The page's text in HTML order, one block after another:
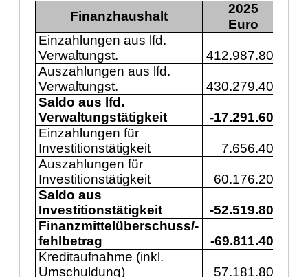
Finanzhaushalt
2025
Euro
Einzahlungen aus lfd.
Verwaltungst.
412.987.800
Auszahlungen aus lfd.
Verwaltungst.
430.279.400
Saldo aus lfd.
Verwaltungstätigkeit
-17.291.600
Einzahlungen für
Investitionstätigkeit
7.656.400
Auszahlungen für
Investitionstätigkeit
60.176.200
Saldo aus
Investitionstätigkeit
-52.519.800
Finanzmittelüberschuss/-
fehlbetrag
-69.811.400
Kreditaufnahme (inkl.
Umschuldung)
57.181.800